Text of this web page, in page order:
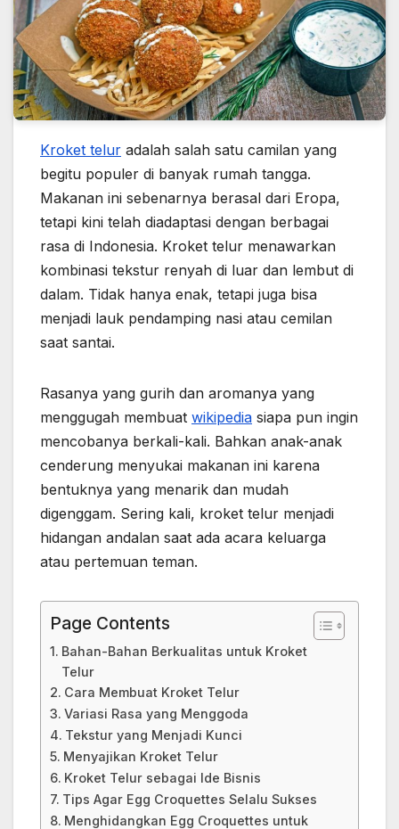
Kroket telur adalah salah satu camilan yang
begitu populer di banyak rumah tangga.
Makanan ini sebenarnya berasal dari Eropa,
tetapi kini telah diadaptasi dengan berbagai
rasa di Indonesia. Kroket telur menawarkan
kombinasi tekstur renyah di luar dan lembut di
dalam. Tidak hanya enak, tetapi juga bisa
menjadi lauk pendamping nasi atau cemilan
saat santai.
Rasanya yang gurih dan aromanya yang
menggugah membuat wikipedia siapa pun ingin
mencobanya berkali-kali. Bahkan anak-anak
cenderung menyukai makanan ini karena
bentuknya yang menarik dan mudah
digenggam. Sering kali, kroket telur menjadi
hidangan andalan saat ada acara keluarga
atau pertemuan teman.
Page Contents
Bahan-Bahan Berkualitas untuk Kroket
Telur
Cara Membuat Kroket Telur
Variasi Rasa yang Menggoda
Tekstur yang Menjadi Kunci
Menyajikan Kroket Telur
Kroket Telur sebagai Ide Bisnis
Tips Agar Egg Croquettes Selalu Sukses
Menghidangkan Egg Croquettes untuk